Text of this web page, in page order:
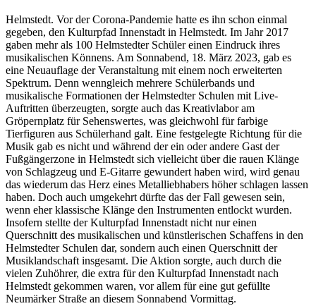
Helmstedt. Vor der Corona-Pandemie hatte es ihn schon einmal
gegeben, den Kulturpfad Innenstadt in Helmstedt. Im Jahr 2017
gaben mehr als 100 Helmstedter Schüler einen Eindruck ihres
musikalischen Könnens. Am Sonnabend, 18. März 2023, gab es
eine Neuauflage der Veranstaltung mit einem noch erweiterten
Spektrum. Denn wenngleich mehrere Schülerbands und
musikalische Formationen der Helmstedter Schulen mit Live-
Auftritten überzeugten, sorgte auch das Kreativlabor am
Gröpernplatz für Sehenswertes, was gleichwohl für farbige
Tierfiguren aus Schülerhand galt. Eine festgelegte Richtung für die
Musik gab es nicht und während der ein oder andere Gast der
Fußgängerzone in Helmstedt sich vielleicht über die rauen Klänge
von Schlagzeug und E-Gitarre gewundert haben wird, wird genau
das wiederum das Herz eines Metalliebhabers höher schlagen lassen
haben. Doch auch umgekehrt dürfte das der Fall gewesen sein,
wenn eher klassische Klänge den Instrumenten entlockt wurden.
Insofern stellte der Kulturpfad Innenstadt nicht nur einen
Querschnitt des musikalischen und künstlerischen Schaffens in den
Helmstedter Schulen dar, sondern auch einen Querschnitt der
Musiklandschaft insgesamt. Die Aktion sorgte, auch durch die
vielen Zuhöhrer, die extra für den Kulturpfad Innenstadt nach
Helmstedt gekommen waren, vor allem für eine gut gefüllte
Neumärker Straße an diesem Sonnabend Vormittag.